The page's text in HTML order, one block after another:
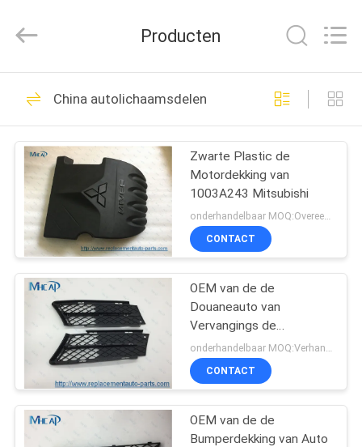
HUIS
PRODUCTEN
ONGEVEER
ONS
FABRIEKSREIS
KWALITEITSCONTROLE
NEEM
CONTACT
OP
Limited.
Autozuurstofsensor
108
De autoschakelaar
van het
Machtsvenster
72
78
Producten
China autolichaamsdelen
Zwarte Plastic de
Motordekking van
1003A243 Mitsubishi
onderhandelbaar MOQ:Overeen te komen
CONTACT
OEM van de de
Douaneauto van
Vervangings de
Autolichaamsdelen
Ventilatie van de het
Traliewerkbescherming
CONTACT
OEM van de de
Bumperdekking van Auto